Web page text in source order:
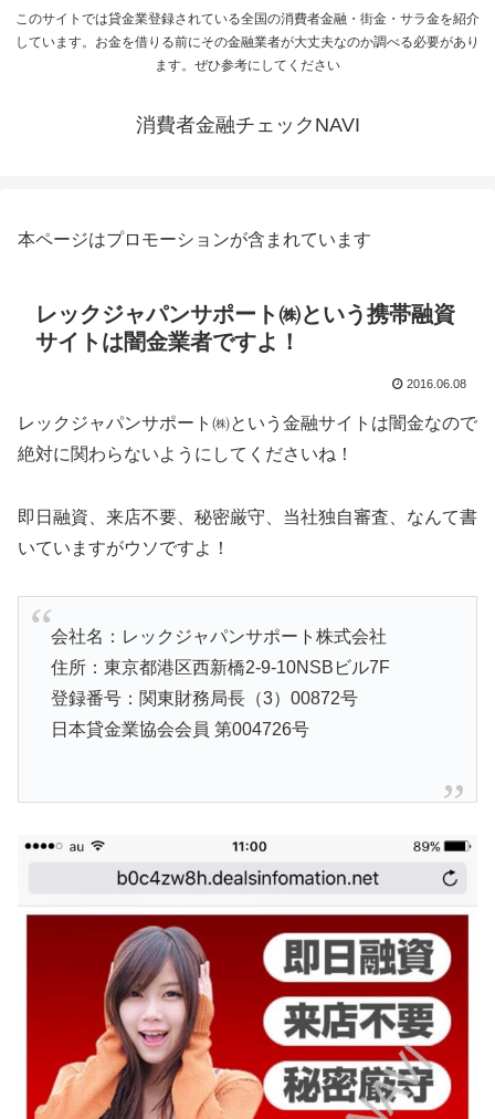
このサイトでは貸金業登録されている全国の消費者金融・街金・サラ金を紹介
しています。お金を借りる前にその金融業者が大丈夫なのか調べる必要があり
ます。ぜひ参考にしてください
消費者金融チェックNAVI
本ページはプロモーションが含まれています
レックジャパンサポート㈱という携帯融資
サイトは闇金業者ですよ！
2016.06.08
レックジャパンサポート㈱という金融サイトは闇金なので
絶対に関わらないようにしてくださいね！
即日融資、来店不要、秘密厳守、当社独自審査、なんて書
いていますがウソですよ！
会社名：レックジャパンサポート株式会社
住所：東京都港区西新橋2-9-10NSBビル7F
登録番号：関東財務局長（3）00872号
日本貸金業協会会員 第004726号